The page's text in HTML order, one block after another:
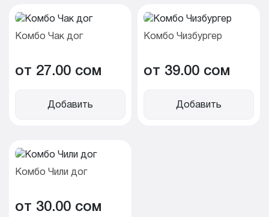
Комбо Чак дог
от 27.00 cом
Добавить
Комбо Чизбургер
от 39.00 cом
Добавить
Комбо Чили дог
от 30.00 cом